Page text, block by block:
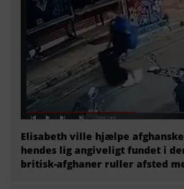
Elisabeth ville hjælpe
hendes lig angiveligt fundet i
britisk-afghaner ruller afsted